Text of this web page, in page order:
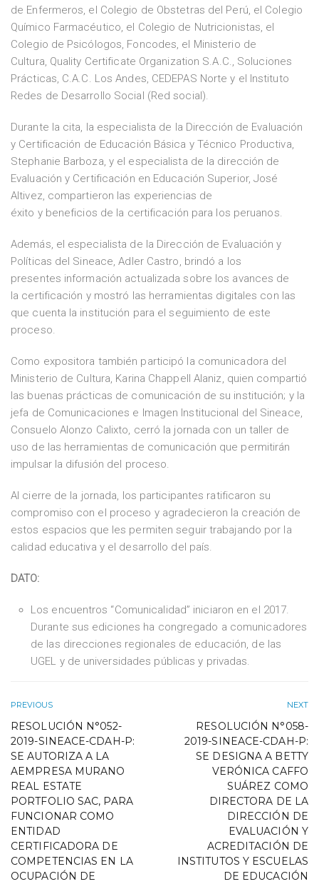
de Enfermeros, el Colegio de Obstetras del Perú, el Colegio
Químico Farmacéutico, el Colegio de Nutricionistas, el
Colegio de Psicólogos, Foncodes, el Ministerio de
Cultura, Quality Certificate Organization S.A.C., Soluciones
Prácticas, C.A.C. Los Andes, CEDEPAS Norte y el Instituto
Redes de Desarrollo Social (Red social).
Durante la cita, la especialista de la Dirección de Evaluación
y Certificación de Educación Básica y Técnico Productiva,
Stephanie Barboza, y el especialista de la dirección de
Evaluación y Certificación en Educación Superior, José
Altivez, compartieron las experiencias de
éxito y beneficios de la certificación para los peruanos.
Además, el especialista de la Dirección de Evaluación y
Políticas del Sineace, Adler Castro, brindó a los
presentes información actualizada sobre los avances de
la certificación y mostró las herramientas digitales con las
que cuenta la institución para el seguimiento de este
proceso.
Como expositora también participó la comunicadora del
Ministerio de Cultura, Karina Chappell Alaniz, quien compartió
las buenas prácticas de comunicación de su institución; y la
jefa de Comunicaciones e Imagen Institucional del Sineace,
Consuelo Alonzo Calixto, cerró la jornada con un taller de
uso de las herramientas de comunicación que permitirán
impulsar la difusión del proceso.
Al cierre de la jornada, los participantes ratificaron su
compromiso con el proceso y agradecieron la creación de
estos espacios que les permiten seguir trabajando por la
calidad educativa y el desarrollo del país.
DATO:
Los encuentros “Comunicalidad” iniciaron en el 2017.
Durante sus ediciones ha congregado a comunicadores
de las direcciones regionales de educación, de las
UGEL y de universidades públicas y privadas.
PREVIOUS
RESOLUCIÓN N°052-
2019-SINEACE-CDAH-P:
SE AUTORIZA A LA
AEMPRESA MURANO
REAL ESTATE
PORTFOLIO SAC, PARA
FUNCIONAR COMO
ENTIDAD
CERTIFICADORA DE
COMPETENCIAS EN LA
OCUPACIÓN DE
NEXT
RESOLUCIÓN N°058-
2019-SINEACE-CDAH-P:
SE DESIGNA A BETTY
VERÓNICA CAFFO
SUÁREZ COMO
DIRECTORA DE LA
DIRECCIÓN DE
EVALUACIÓN Y
ACREDITACIÓN DE
INSTITUTOS Y ESCUELAS
DE EDUCACIÓN